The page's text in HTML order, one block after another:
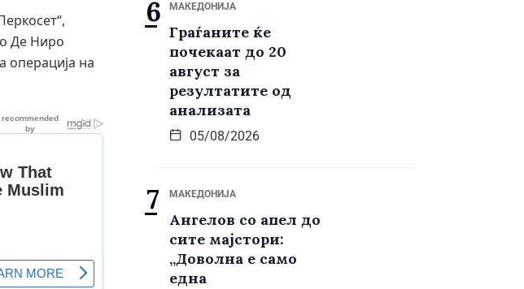
Де Ниро
операција на
МАКЕДОНИЈА
Граѓаните ќе
почекаат до 20
август за
резултатите од
анализата
05/08/2026
МАКЕДОНИЈА
Ангелов со апел до
сите мајстори:
„Доволна е само
една